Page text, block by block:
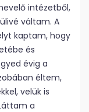
intézetből,
váltam. A
kaptam, hogy
és
évig a
éltem,
velük is
a